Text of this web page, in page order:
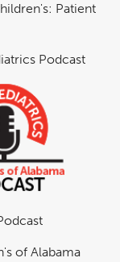
Patient
Podcast